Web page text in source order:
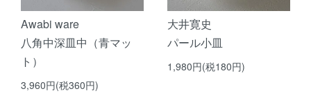
Awabi ware
八角中深皿中（青マッ
ト）
3,960円(税360円)
大井寛史
パール小皿
1,980円(税180円)